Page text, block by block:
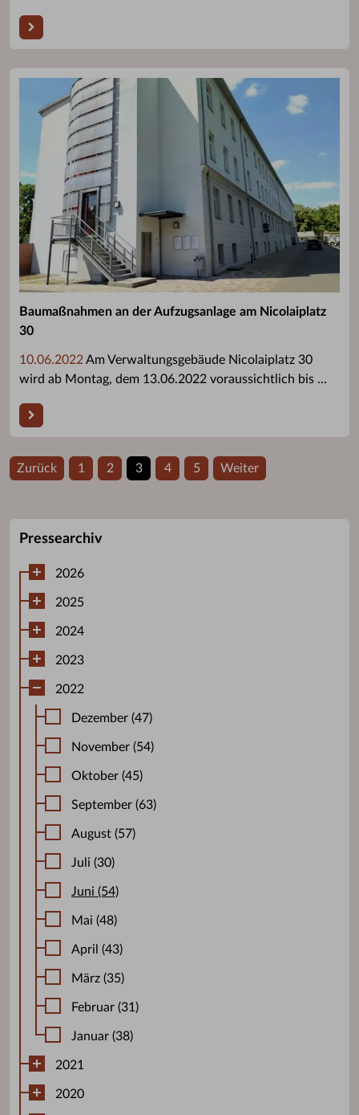
Baumaßnahmen an der Aufzugsanlage am Nicolaiplatz
30
10.06.2022 Am Verwaltungsgebäude Nicolaiplatz 30
wird ab Montag, dem 13.06.2022 voraussichtlich bis ...
Zurück 1 2 3 4 5 Weiter
Pressearchiv
2026
2025
2024
2023
2022
Dezember (47)
November (54)
Oktober (45)
September (63)
August (57)
Juli (30)
Juni (54)
Mai (48)
April (43)
März (35)
Februar (31)
Januar (38)
2021
2020